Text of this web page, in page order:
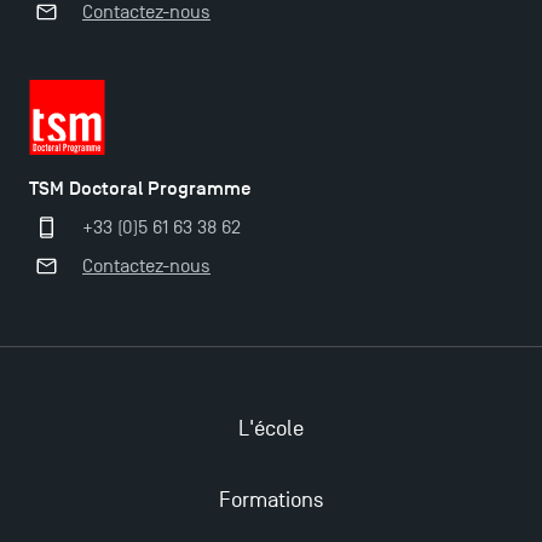
Ouverture des candidatures pour le Doctoral
Contactez-nous
TSM Doctoral Programme
+33 (0)5 61 63 38 62
Contactez-nous
L'école
Formations